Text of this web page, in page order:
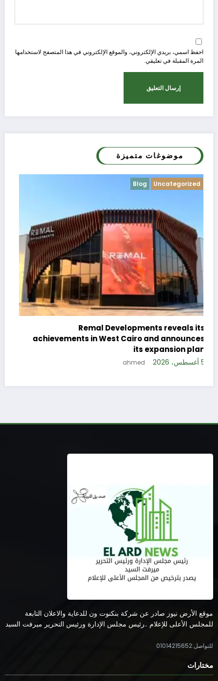
احفظ اسمي، بريدي الإلكتروني، والموقع الإلكتروني في هذا المتصفح لاستخدامها
المرة المقبلة في تعليقي.
موضوغات متميزة
Blog Uncategorized
Remal Developments reveals its
achievements in West Cairo and announces
its expansion plan
5 أغسطس، 2026 ahmed
موقع الأرض نيوز صادر عن شركة بنكنوت ون للدعاية والاعلان التابعة
للمجلس الأعلى للإعلام ..رئيس مجلس الإدارة ورئيس التحرير ميرفت السيد
للتواصل:01014215652
مختارات